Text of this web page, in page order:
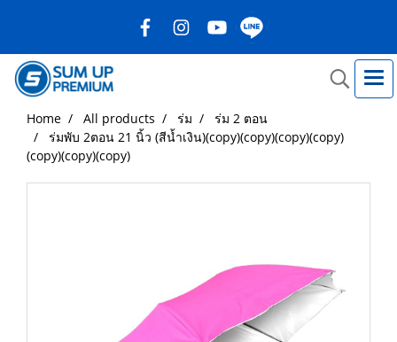
Home All products ร่ม
ร่ม 2 ตอน
ร่มพับ 2ตอน 21 นิ้ว (สีน้ำเงิน)(copy)(copy)(copy)(copy)
(copy)(copy)(copy)